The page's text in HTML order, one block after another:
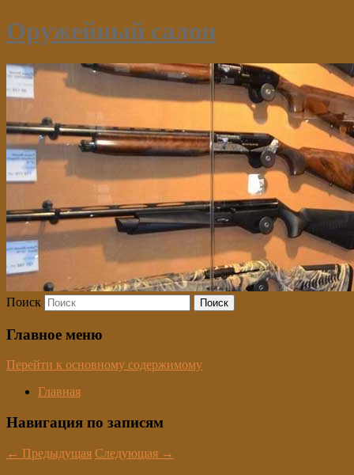
Оружейный салон
Поиск
Главное меню
Перейти к основному содержимому
Главная
Навигация по записям
← Предыдущая Следующая →